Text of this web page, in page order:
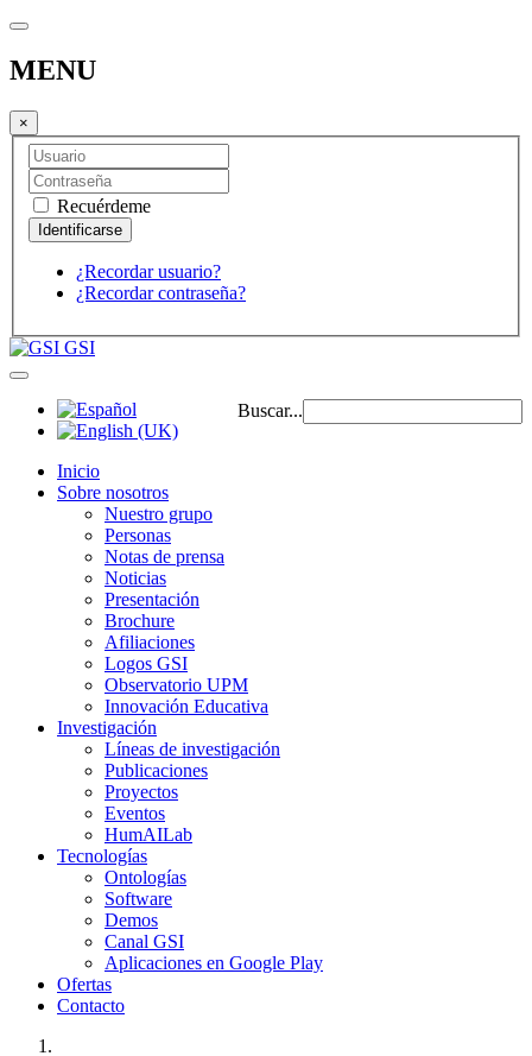
MENU
×
Recuérdeme
¿Recordar usuario?
¿Recordar contraseña?
GSI
Buscar...
Inicio
Sobre nosotros
Nuestro grupo
Personas
Notas de prensa
Noticias
Presentación
Brochure
Afiliaciones
Logos GSI
Observatorio UPM
Innovación Educativa
Investigación
Líneas de investigación
Publicaciones
Proyectos
Eventos
HumAILab
Tecnologías
Ontologías
Software
Demos
Canal GSI
Aplicaciones en Google Play
Ofertas
Contacto